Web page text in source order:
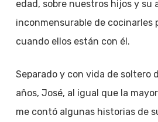
edad, sobre nuestros hijos y su
inconmensurable de cocinarles
cuando ellos están con él.
Separado y con vida de soltero
años, José, al igual que la
me contó algunas historias de